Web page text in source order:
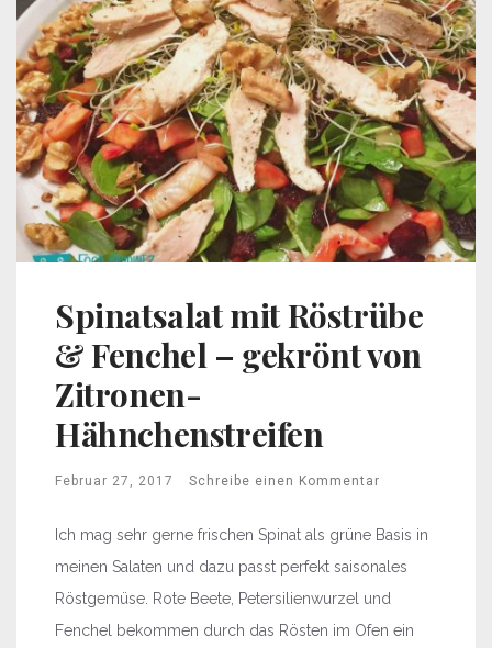
Spinatsalat mit Röstrübe
& Fenchel – gekrönt von
Zitronen-
Hähnchenstreifen
Februar 27, 2017 Schreibe einen Kommentar
Ich mag sehr gerne frischen Spinat als grüne Basis in
meinen Salaten und dazu passt perfekt saisonales
Röstgemüse. Rote Beete, Petersilienwurzel und
Fenchel bekommen durch das Rösten im Ofen ein